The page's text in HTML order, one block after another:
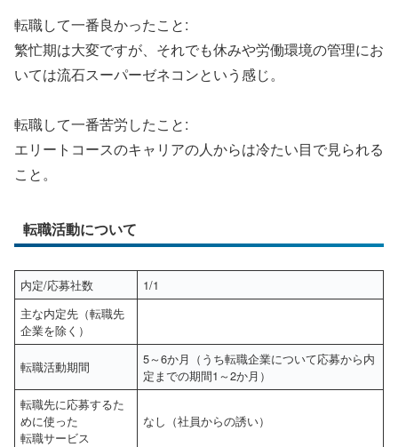
転職して一番良かったこと:
繁忙期は大変ですが、それでも休みや労働環境の管理にお
いては流石スーパーゼネコンという感じ。
転職して一番苦労したこと:
エリートコースのキャリアの人からは冷たい目で見られる
こと。
転職活動について
内定/応募社数
1/1
主な内定先（転職先
企業を除く）
転職活動期間
5～6か月（うち転職企業について応募から内
定までの期間1～2か月）
転職先に応募するた
めに使った
転職サービス
なし（社員からの誘い）